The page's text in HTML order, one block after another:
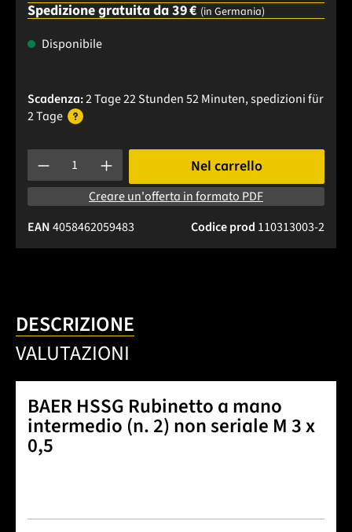
Spedizione gratuita da 39 € (in Germania)
Disponibile
Scadenza:2 Tage 22 Stunden 52 Minuten, spedizionifür
2 Tage
Quantità del prodotto: inserisci la quantità desiderata o
Nel carrello
Creare un'offerta in formato PDF
Codice prod 110313003-2
EAN4058462059483
DESCRIZIONE
VALUTAZIONI
BAER HSSG Rubinetto a mano
intermedio (n. 2) non seriale M 3 x
0,5